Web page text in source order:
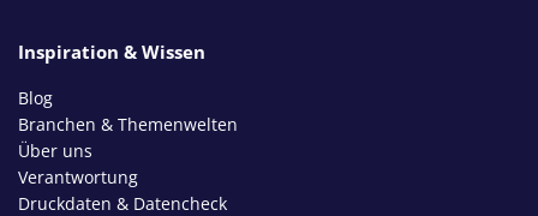
Inspiration & Wissen
Blog
Branchen & Themenwelten
Über uns
Verantwortung
Druckdaten & Datencheck